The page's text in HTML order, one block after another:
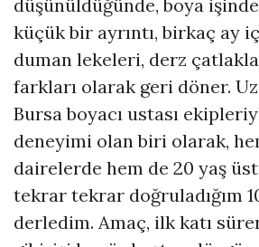
düşünüldüğünde, boya
küçük bir ayrıntı, birkaç ay
duman lekeleri, derz
farkları olarak geri döner.
Bursa boyacı ustası
deneyimi olan biri olarak,
dairelerde hem de 20 yaş
tekrar tekrar doğruladığım
derledim. Amaç, ilk katı